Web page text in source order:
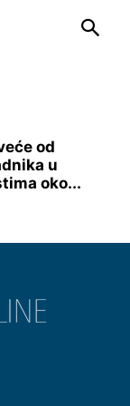
od
u
oko...